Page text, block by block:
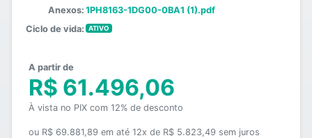
Anexos: 1PH8163-1DG00-0BA1 (1).pdf
Ciclo de vida:
ATIVO
A partir de
R$ 61.496,06
À vista no PIX com 12% de desconto
ou R$ 69.881,89 em até 12x de R$ 5.823,49 sem juros